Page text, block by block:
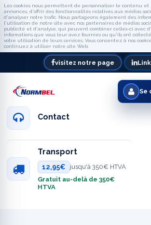
Les cookies nous permettent de personnaliser le contenu et
annonces, d'offrir des fonctionnalités relatives aux médias
d'analyser notre trafic. Nous partageons également des
l'utilisation de notre site avec nos partenaires de médias
publicité et d'analyse, qui peuvent combiner celles-ci avec
informations que vous leur avez fournies ou qu'ils ont
votre utilisation de leurs services. Vous consentez à nos
continuez à utiliser notre site Web.
visitez notre page
Contact
Transport
12,95€
jusqu'à 350€ HTVA
Gratuit au-delà de 350€
HTVA
Se